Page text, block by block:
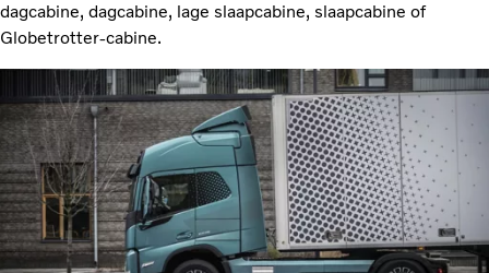
dagcabine, dagcabine, lage slaapcabine, slaapcabine of
Globetrotter-cabine.